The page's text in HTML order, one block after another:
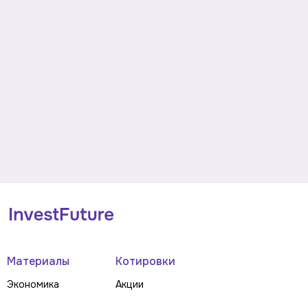
Материалы
Экономика
Котировки
Акции